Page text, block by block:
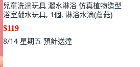
兒童洗澡玩具 灑水淋浴 仿真植物造型
浴室戲水玩具, 1個, 淋浴水滴(蘑菇)
$119
8/14 星期五 預計送達